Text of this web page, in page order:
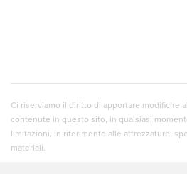
Ci riserviamo il diritto di apportare modifiche
contenute in questo sito, in qualsiasi
limitazioni, in riferimento alle attrezzature,
materiali.